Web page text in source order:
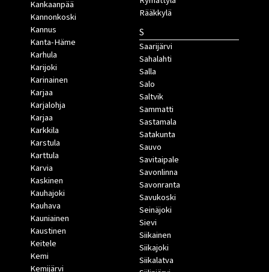
Kankaanpää
Kannonkoski
Kannus
Kanta-Häme
Karhula
Karijoki
Karinainen
Karjaa
Karjalohja
Karjaa
Karkkila
Karstula
Karttula
Karvia
Kaskinen
Kauhajoki
Kauhava
Kauniainen
Kaustinen
Keitele
Kemi
Kemijärvi
Rääkkylä
S
Saarijärvi
Sahalahti
Salla
Salo
Saltvik
Sammatti
Sastamala
Satakunta
Sauvo
Savitaipale
Savonlinna
Savonranta
Savukoski
Seinäjoki
Sievi
Siikainen
Siikajoki
Siikalatva